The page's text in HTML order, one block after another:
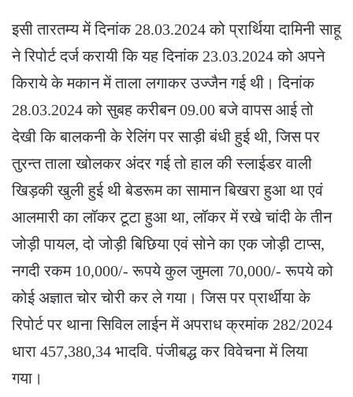
इसी तारतम्य में दिनांक 28.03.2024 को प्रार्थिया दामिनी साहू
ने रिपोर्ट दर्ज करायी कि यह दिनांक 23.03.2024 को अपने
किराये के मकान में ताला लगाकर उज्जैन गई थी। दिनांक
28.03.2024 को सुबह करीबन 09.00 बजे वापस आई तो
देखी कि बालकनी के रेलिंग पर साड़ी बंधी हुई थी, जिस पर
तुरन्त ताला खोलकर अंदर गई तो हाल की स्लाईडर वाली
खिड़की खुली हुई थी बेडरूम का सामान बिखरा हुआ था एवं
आलमारी का लॉकर टूटा हुआ था, लॉकर में रखे चांदी के तीन
जोड़ी पायल, दो जोड़ी बिछिया एवं सोने का एक जोड़ी टाप्स,
नगदी रकम 10,000/- रूपये कुल जुमला 70,000/- रूपये को
कोई अज्ञात चोर चोरी कर ले गया। जिस पर प्रार्थीया के
रिपोर्ट पर थाना सिविल लाईन में अपराध क्रमांक 282/2024
धारा 457,380,34 भादवि. पंजीबद्ध कर विवेचना में लिया
गया।